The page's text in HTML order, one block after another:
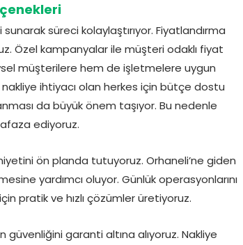
süreci kolaylaştırıyor. Fiyatlandırma
Özel kampanyalar ile müşteri odaklı fiyat
müşterilere hem de işletmelere uygun
nakliye ihtiyacı olan herkes için bütçe dostu
da büyük önem taşıyor. Bu nedenle
ediyoruz.
ön planda tutuyoruz. Orhaneli’ne giden
yardımcı oluyor. Günlük operasyonlarını
pratik ve hızlı çözümler üretiyoruz.
garanti altına alıyoruz. Nakliye